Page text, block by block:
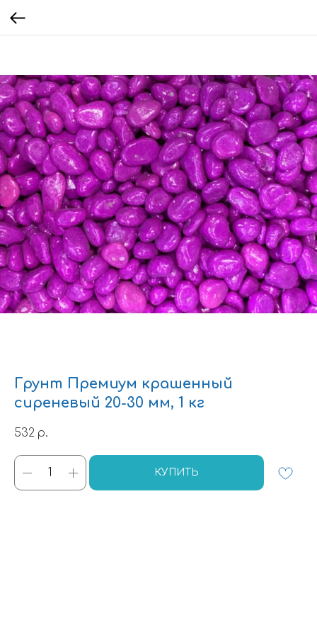
Грунт Премиум крашенный
сиреневый 20-30 мм, 1 кг
532 р.
КУПИТЬ